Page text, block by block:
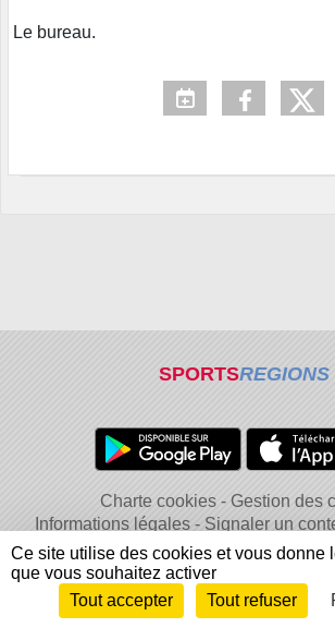
Le bureau.
SPORTSREGIONS
Charte cookies
Gestion des
Informations légales
Signaler un
Envie de participer ?
Ce site utilise des cookies et vous donne
que vous souhaitez activer
Tout accepter
Tout refuser